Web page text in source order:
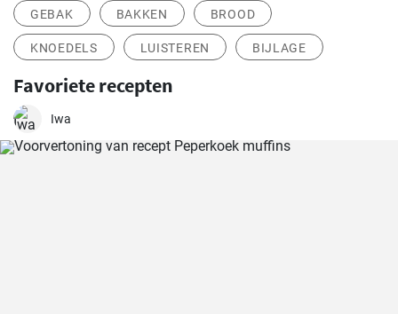
GEBAK BAKKEN BROOD
KNOEDELS LUISTEREN BIJLAGE
Favoriete recepten
Iwa